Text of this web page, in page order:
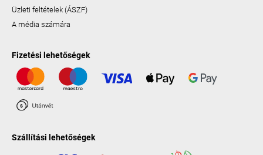
Üzleti feltételek (ÁSZF)
A média számára
Fizetési lehetőségek
Szállítási lehetőségek